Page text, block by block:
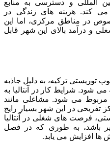
المللی و دسترسی به منابع
کند. هزینه‌ های زندگی در
در مناطق مرکزی، اما این
و درآمد بالای این شهر قابل
توریستی ترکیه، به دلیل جاذبه‌
شود. شرایط کار در آنتالیا به
می‌ شود. مشاغلی مانند
تفریحی در این شهر بسیار رایج
فرصت‌ های شغلی در آنتالیا
باشد، به طوری که در فصل
ها افزایش می‌ یابد.